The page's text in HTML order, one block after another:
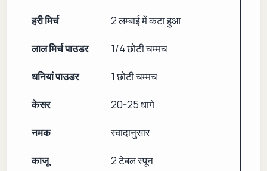
हरी मिर्च 2 लम्बाई में कटा हुआ
लाल मिर्च पाउडर 1/4 छोटी चम्मच
धनियां पाउडर 1 छोटी चम्मच
केसर 20-25 धागे
नमक स्वादानुसार
काजू 2 टेबल स्पून